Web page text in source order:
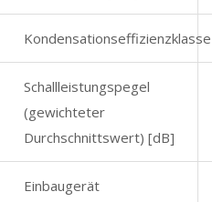
Kondensationseffizienzklasse
Schallleistungspegel
(gewichteter
Durchschnittswert) [dB]
Einbaugerät